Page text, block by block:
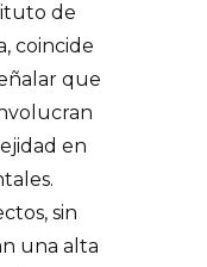
de
coincide
que
en
sin
una alta